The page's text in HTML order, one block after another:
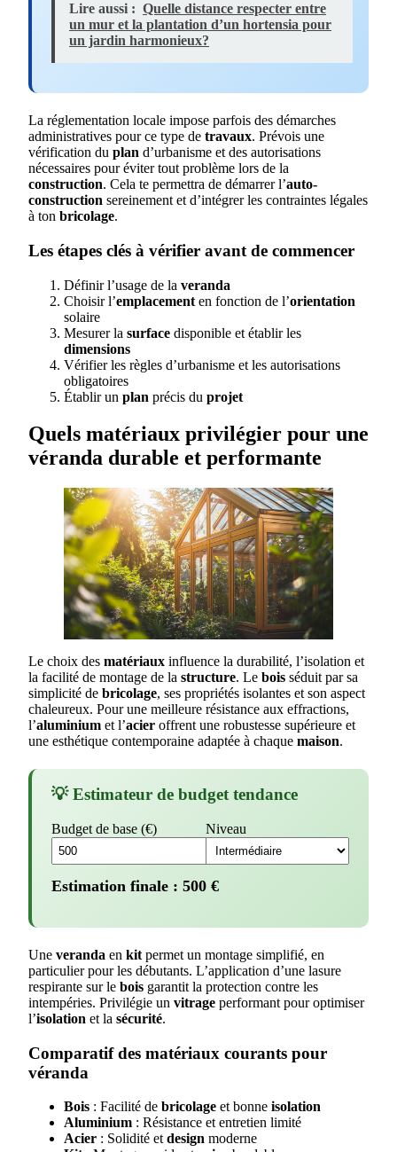
Lire aussi : Quelle distance respecter entre
un mur et la plantation d’un hortensia pour
un jardin harmonieux?
La réglementation locale impose parfois des démarches
administratives pour ce type de travaux. Prévois une
vérification du plan d’urbanisme et des autorisations
nécessaires pour éviter tout problème lors de la
construction. Cela te permettra de démarrer l’auto-
construction sereinement et d’intégrer les contraintes légales
à ton bricolage.
Les étapes clés à vérifier avant de commencer
Définir l’usage de la veranda
Choisir l’emplacement en fonction de l’orientation
solaire
Mesurer la surface disponible et établir les
dimensions
Vérifier les règles d’urbanisme et les autorisations
obligatoires
Établir un plan précis du projet
Quels matériaux privilégier pour une
véranda durable et performante
Le choix des matériaux influence la durabilité, l’isolation et
la facilité de montage de la structure. Le bois séduit par sa
simplicité de bricolage, ses propriétés isolantes et son aspect
chaleureux. Pour une meilleure résistance aux effractions,
l’aluminium et l’acier offrent une robustesse supérieure et
une esthétique contemporaine adaptée à chaque maison.
💡 Estimateur de budget tendance
Budget de base (€) Niveau
Estimation finale : 500 €
Une veranda en kit permet un montage simplifié, en
particulier pour les débutants. L’application d’une lasure
respirante sur le bois garantit la protection contre les
intempéries. Privilégie un vitrage performant pour optimiser
l’isolation et la sécurité.
Comparatif des matériaux courants pour
véranda
Bois : Facilité de bricolage et bonne isolation
Aluminium : Résistance et entretien limité
Acier : Solidité etdesign moderne